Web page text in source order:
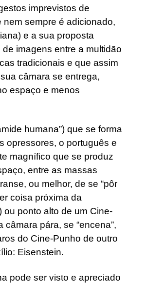
imprevistos de
sempre é adicionado,
e a sua proposta
imagens entre a multidão
tradicionais e que assim
câmara se entrega,
espaço e menos
humana”) que se forma
opressores, o português e
magnífico que se produz
entre as massas
ou melhor, de se “pôr
coisa próxima da
ou ponto alto de um Cine-
pára, se “encena”,
do Cine-Punho de outro
Eisenstein.
pode ser visto e apreciado